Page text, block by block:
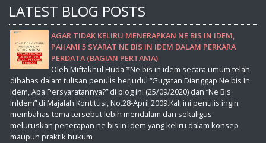
LATEST BLOG POSTS
AGAR TIDAK KELIRU MENERAPKAN NE BIS IN IDEM,
PAHAMI 5 SYARAT NE BIS IN IDEM DALAM PERKARA
PERDATA (BAGIAN PERTAMA)
Oleh Miftakhul Huda *Ne bis in idem secara umum telah
dibahas dalam tulisan penulis berjudul “Gugatan Dianggap Ne bis In
Idem, Apa Persyaratannya?” di blog ini (25/09/2020) dan “Ne Bis
InIdem” di Majalah Kontitusi, No.28-April 2009.Kali ini penulis ingin
membahas tema tersebut lebih mendalam dan sekaligus
meluruskan penerapan ne bis in idem yang keliru dalam konsep
maupun praktik hukum